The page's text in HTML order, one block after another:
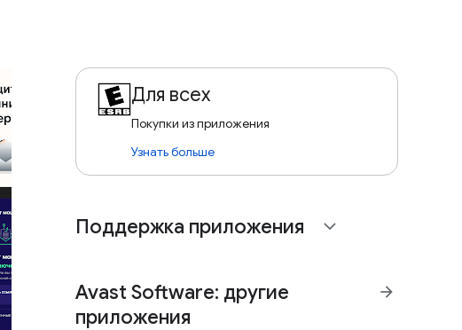
Для всех
Покупки из приложения
Узнать больше
Поддержка приложения expand_more
Avast Software: другие
приложения
arrow_forward